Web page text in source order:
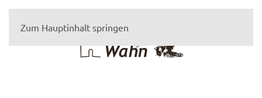
Zum Hauptinhalt springen